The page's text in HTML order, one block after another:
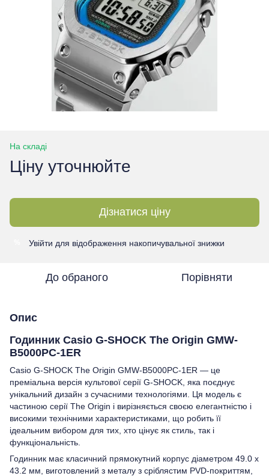
На складі
Ціну уточнюйте
Дізнатися ціну
Увійти для відображення накопичувальної знижки
До обраного Порівняти
Опис
Годинник Casio G-SHOCK The Origin GMW-
B5000PC-1ER
Casio G-SHOCK The Origin GMW-B5000PC-1ER — це
преміальна версія культової серії G-SHOCK, яка поєднує
унікальний дизайн з сучасними технологіями. Ця модель є
частиною серії The Origin і вирізняється своєю елегантністю і
високими технічними характеристиками, що робить її
ідеальним вибором для тих, хто цінує як стиль, так і
функціональність.
Годинник має класичний прямокутний корпус діаметром 49.0 x
43.2 мм, виготовлений з металу з сріблястим PVD-покриттям,